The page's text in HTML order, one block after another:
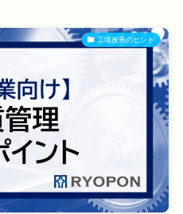
工場改善のヒント